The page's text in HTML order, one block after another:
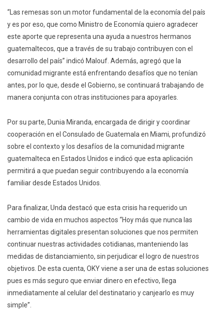
“Las remesas son un motor fundamental de la economía del país
y es por eso, que como Ministro de Economía quiero agradecer
este aporte que representa una ayuda a nuestros hermanos
guatemaltecos, que a través de su trabajo contribuyen con el
desarrollo del país” indicó Malouf. Además, agregó que la
comunidad migrante está enfrentando desafíos que no tenían
antes, por lo que, desde el Gobierno, se continuará trabajando de
manera conjunta con otras instituciones para apoyarles.
Por su parte, Dunia Miranda, encargada de dirigir y coordinar
cooperación en el Consulado de Guatemala en Miami, profundizó
sobre el contexto y los desafíos de la comunidad migrante
guatemalteca en Estados Unidos e indicó que esta aplicación
permitirá a que puedan seguir contribuyendo a la economía
familiar desde Estados Unidos.
Para finalizar, Unda destacó que esta crisis ha requerido un
cambio de vida en muchos aspectos “Hoy más que nunca las
herramientas digitales presentan soluciones que nos permiten
continuar nuestras actividades cotidianas, manteniendo las
medidas de distanciamiento, sin perjudicar el logro de nuestros
objetivos. De esta cuenta, OKY viene a ser una de estas soluciones
pues es más seguro que enviar dinero en efectivo, llega
inmediatamente al celular del destinatario y canjearlo es muy
simple”.